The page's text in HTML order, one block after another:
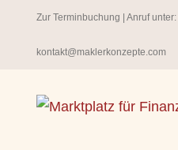
springen
Zur Terminbuchung | Anruf unter:
kontakt@maklerkonzepte.com